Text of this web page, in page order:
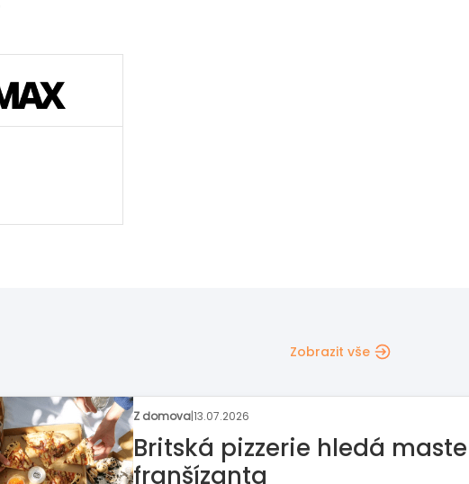
Zobrazit vše
Rozhovor týdne 06.07.2026
Na příležitosti nestačí čekat